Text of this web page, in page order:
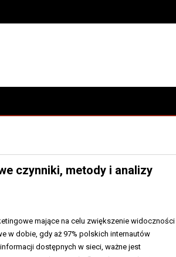
szyb i okuć
czynniki, metody i analizy
mające na celu zwiększenie widoczności
w dobie, gdy aż 97% polskich internautów
dostępnych w sieci, ważne jest